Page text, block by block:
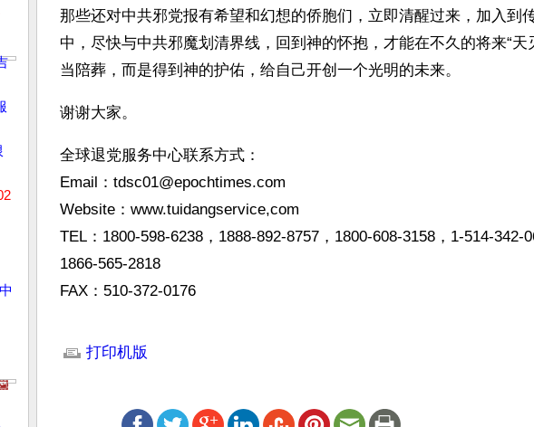
那些还对中共邪党报有希望和幻想的侨胞们，立即清醒过来，加入到
中，尽快与中共邪魔划清界线，回到神的怀抱，才能在不久的将来“天
当陪葬，而是得到神的护佑，给自己开创一个光明的未来。
谢谢大家。
全球退党服务中心联系方式：
Email： tdsc01@epochtimes.com
Website：www.tuidangservice,com
TEL：1800-598-6238，1888-892-8757，1800-608-3158，1-514-342-
1866-565-2818
FAX：510-372-0176
打印机版